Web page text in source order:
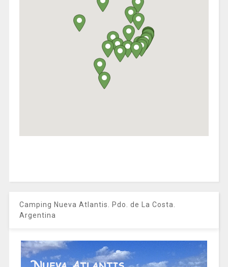
Camping Nueva Atlantis. Pdo. de La Costa.
Argentina